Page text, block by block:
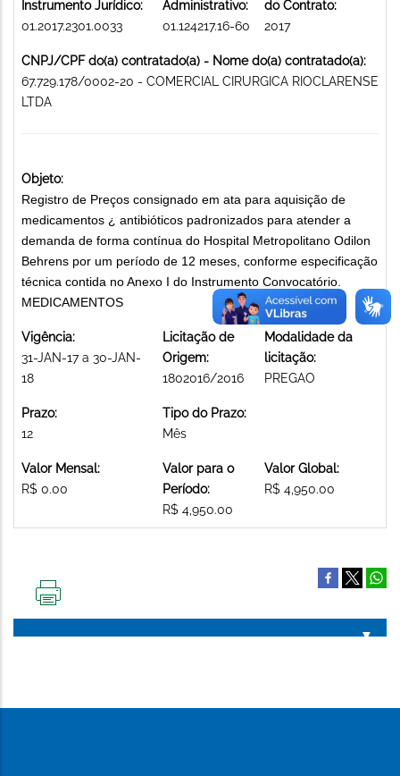
Instrumento Jurídico:
01.2017.2301.0033
Administrativo:
01.124217.16-60
do Contrato:
2017
CNPJ/CPF do(a) contratado(a) - Nome do(a) contratado(a):
67.729.178/0002-20 - COMERCIAL CIRURGICA RIOCLARENSE
LTDA
Objeto:
Registro de Preços consignado em ata para aquisição de
medicamentos ¿ antibióticos padronizados para atender a
demanda de forma contínua do Hospital Metropolitano Odilon
Behrens por um período de 12 meses, conforme especificação
técnica contida no Anexo I do Instrumento Convocatório.
MEDICAMENTOS
Vigência:
31-JAN-17 a 30-JAN-
18
Licitação de
Origem:
1802016/2016
Modalidade da
licitação:
PREGAO
Prazo:
12
Tipo do Prazo:
Mês
Valor Mensal:
R$ 0.00
Valor para o
Período:
R$ 4,950.00
Valor Global:
R$ 4,950.00
PÁGINA